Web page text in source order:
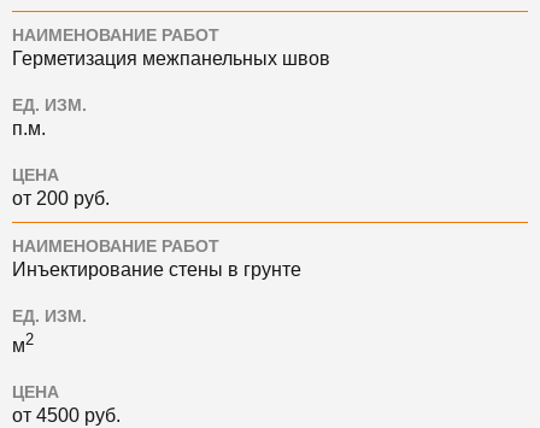
НАИМЕНОВАНИЕ РАБОТ
Герметизация межпанельных швов
ЕД. ИЗМ.
п.м.
ЦЕНА
от 200 руб.
НАИМЕНОВАНИЕ РАБОТ
Инъектирование стены в грунте
ЕД. ИЗМ.
м2
ЦЕНА
от 4500 руб.